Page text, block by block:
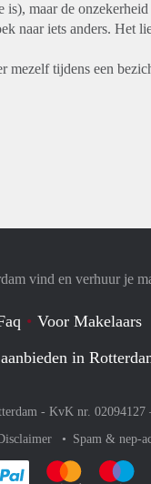
is), maar de
naar iets anders. Het
mezelf tijdens een
vind en verhuur je
Voor Makelaars
in
- KvK nr. 02094127
Spam & nep-
Je rekent gemakkelijk
Je rekent